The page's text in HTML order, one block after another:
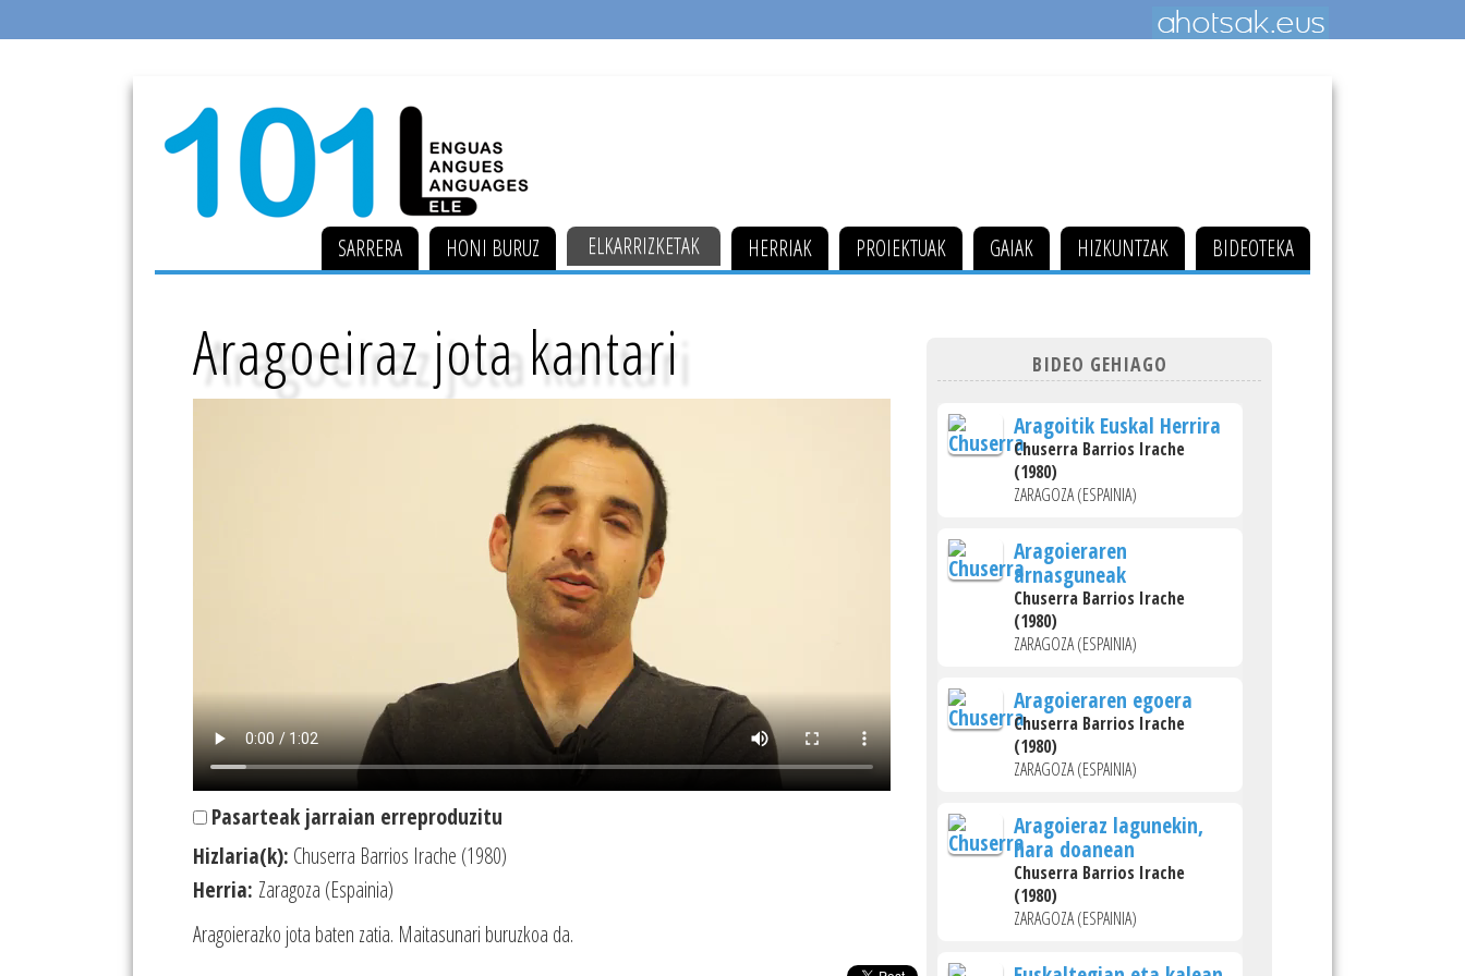
SARRERA HONI BURUZ ELKARRIZKETAK HERRIAK PROIEKTUAK GAIAK HIZKUNTZAK BIDEOTEKA
Aragoeiraz jota kantari
Pasarteak jarraian erreproduzitu
Hizlaria(k): Chuserra Barrios Irache (1980)
Herria: Zaragoza (Espainia)
Aragoierazko jota baten zatia. Maitasunari buruzkoa da.
BIDEO GEHIAGO
Aragoitik Euskal Herrira
Chuserra Barrios Irache
(1980)
ZARAGOZA (ESPAINIA)
Aragoieraren
arnasguneak
Chuserra Barrios Irache
(1980)
ZARAGOZA (ESPAINIA)
Aragoieraren egoera
Chuserra Barrios Irache
(1980)
ZARAGOZA (ESPAINIA)
Aragoieraz lagunekin,
hara doanean
Chuserra Barrios Irache
(1980)
ZARAGOZA (ESPAINIA)